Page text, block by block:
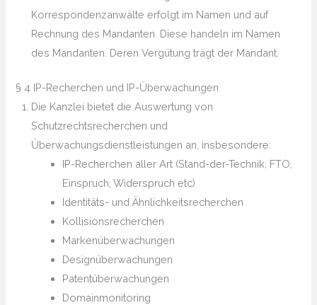
Korrespondenzanwälte erfolgt im Namen und auf
Rechnung des Mandanten. Diese handeln im Namen
des Mandanten. Deren Vergütung trägt der Mandant.
§ 4 IP-Recherchen und IP-Überwachungen
Die Kanzlei bietet die Auswertung von
Schutzrechtsrecherchen und
Überwachungsdienstleistungen an, insbesondere:
IP-Recherchen aller Art (Stand-der-Technik, FTO,
Einspruch, Widerspruch etc)
Identitäts- und Ähnlichkeitsrecherchen
Kollisionsrecherchen
Markenüberwachungen
Designüberwachungen
Patentüberwachungen
Domainmonitoring